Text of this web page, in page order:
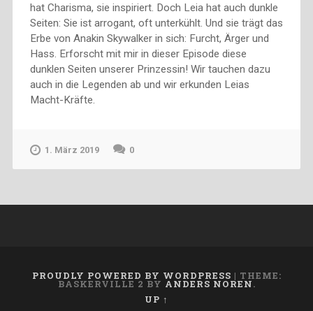
hat Charisma, sie inspiriert. Doch Leia hat auch dunkle
Seiten: Sie ist arrogant, oft unterkühlt. Und sie trägt das
Erbe von Anakin Skywalker in sich: Furcht, Ärger und
Hass. Erforscht mit mir in dieser Episode diese
dunklen Seiten unserer Prinzessin! Wir tauchen dazu
auch in die Legenden ab und wir erkunden Leias
Macht-Kräfte.
1. März 2019 0
PROUDLY POWERED BY WORDPRESS | THEME:
BASKERVILLE 2 BY ANDERS NOREN.
UP ↑